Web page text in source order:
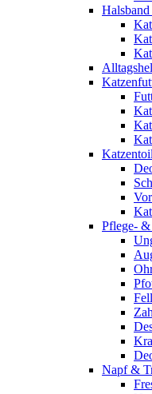
Pflege-
Napf &